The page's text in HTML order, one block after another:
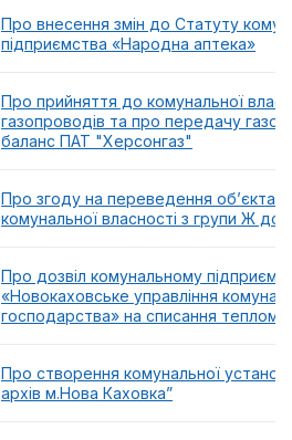
Про внесення змін до Статуту
підприємства «Народна аптека»
Про прийняття до комунальної
газопроводів та про передачу
баланс ПАТ "Херсонгаз"
Про згоду на переведення об’єкта
комунальної власності з групи Ж до
Про дозвіл комунальному
«Новокаховське управління
господарства» на списання
Про створення комунальної
архів м.Нова Каховка”